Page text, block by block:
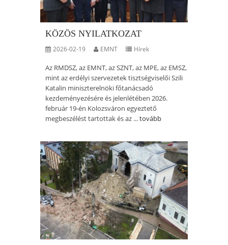
KÖZÖS NYILATKOZAT
2026-02-19 EMNT Hírek
Az RMDSZ, az EMNT, az SZNT, az MPE, az EMSZ,
mint az erdélyi szervezetek tisztségviselői Szili
Katalin miniszterelnöki főtanácsadó
kezdeményezésére és jelenlétében 2026.
február 19-én Kolozsváron egyeztető
megbeszélést tartottak és az ...tovább